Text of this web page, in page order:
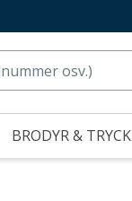
BRODYR & TRYCK